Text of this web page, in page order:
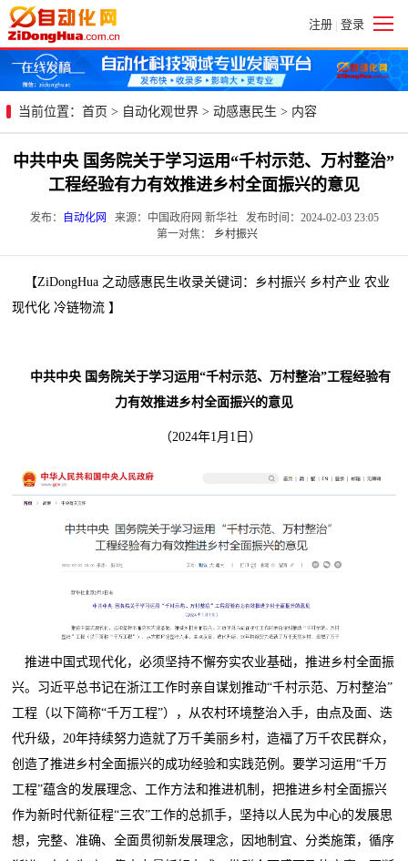
注册 | 登录
当前位置： 首页 > 自动化观世界 > 动感惠民生 > 内容
中共中央 国务院关于学习运用“千村示范、万村整治”
工程经验有力有效推进乡村全面振兴的意见
发布： 自动化网
来源：中国政府网 新华社 发布时间：2024-02-03 23:05
第一对焦：
乡村振兴
【ZiDongHua 之动感惠民生收录关键词：乡村振兴 乡村产业 农业
现代化 冷链物流 】
中共中央 国务院关于学习运用“千村示范、万村整治”工程经验有
力有效推进乡村全面振兴的意见
（2024年1月1日）
推进中国式现代化，必须坚持不懈夯实农业基础，推进乡村全面振
兴。习近平总书记在浙江工作时亲自谋划推动“千村示范、万村整治”
工程（以下简称“千万工程”），从农村环境整治入手，由点及面、迭
代升级，20年持续努力造就了万千美丽乡村，造福了万千农民群众，
创造了推进乡村全面振兴的成功经验和实践范例。要学习运用“千万
工程”蕴含的发展理念、工作方法和推进机制，把推进乡村全面振兴
作为新时代新征程“三农”工作的总抓手，坚持以人民为中心的发展思
想，完整、准确、全面贯彻新发展理念，因地制宜、分类施策，循序